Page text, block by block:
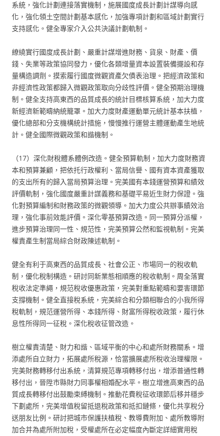
系統，強化計劃連接落實機制，施展國度成長計劃計謀導向感
化，強化領土空間計劃基本感化，加強專項計劃和區域計劃實行
支持感化。健全專家介入公共決議計劃軌制。
繚繞實行國度成長計劃、嚴重計謀增進財務、貨泉、財產、價
錢、失業等政策協同發力，優化各類增量資本設置裝備擺設和存
量構造調劑。摸索履行國度微觀資產欠債表治理。把經濟政策和
非經濟性政策都歸入微觀政策取向分歧性評價。健全預期治理機
制。健全支持高東西的品質成長的統計目標核算系統，加大力度
新經濟新範疇納統籠罩。加大力度財產運動單元統計基本扶植，
優化總部和分支機構統計措施，慢慢推行運營主體運動產生地統
計。健全國際微觀政策和諧機制。
（17）深化財稅體系體例改造。健全預算軌制，加大力度財務資
本和預算兼顧，把依托行政權利、當局信譽、國有資本資產獲取
的支出所有的歸入當局預算治理。完美國有本錢運營預算和績效
評價軌制，強化國度嚴重計謀義務和基礎平易近生財力保證。強
化對預算編制和財務政策的微觀領導。加大力度公共辦事績效治
理，強化事前效能評價。深化零基預算改造。同一預算分派權，
進步預算治理同一性、規范性，完美預算公然和監視軌制。完美
權責產生制當局綜合財政陳述軌制。
健全有利于高東西的品質成長、社會公正、市場同一的稅收軌
制，優化稅制構造。研討同新業態相順應的稅收軌制。周全落實
稅收法定準繩，規范稅收優惠政策，完美對重點範疇和要害環節
支撐機制。健全直接稅系統，完美綜合和分類相聯合的小我所得
稅軌制，規范運營所得、本錢所得、財富所得稅收政策，履行休
息性所得同一征稅。深化稅收征管改造。
樹立權責清楚、財力和諧、區域平衡的中心和處所財務關系。增
添處所自立財力，拓展處所稅源，恰當擴展處所稅收治理權限。
完美財務轉移付出系統，清算規范專項轉移付出，增添普通性轉
移付出，晉陞市縣財力同事權相婚配水平。樹立增進高東西的品
質成長轉移付出鼓勵束縛機制。推動花費稅征收環節后移并穩步
下劃處所，完美增值稅留抵退稅政策和抵扣鏈條，優化共享稅分
送朋友比例。研討把城市保護扶植稅、教導費附加、處所教導附
加合并為處所附加稅，受權處所在必定幅度內斷定詳細實用稅